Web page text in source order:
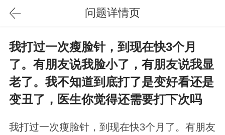
问题详情页
我打过一次瘦脸针，到现在快3个月
了。有朋友说我脸小了，有朋友说我显
老了。我不知道到底打了是变好看还是
变丑了，医生你觉得还需要打下次吗
我打过一次瘦脸针，到现在快3个月了。有朋友